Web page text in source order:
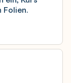
Folien.